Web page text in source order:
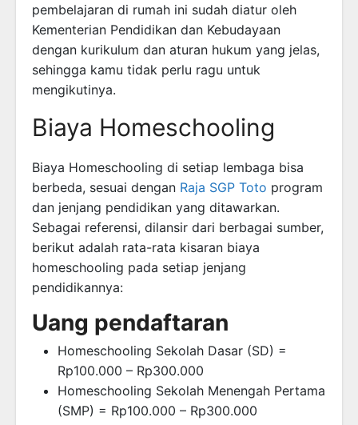
pembelajaran di rumah ini sudah diatur oleh
Kementerian Pendidikan dan Kebudayaan
dengan kurikulum dan aturan hukum yang jelas,
sehingga kamu tidak perlu ragu untuk
mengikutinya.
Biaya Homeschooling
Biaya Homeschooling di setiap lembaga bisa
berbeda, sesuai dengan Raja SGP Toto program
dan jenjang pendidikan yang ditawarkan.
Sebagai referensi, dilansir dari berbagai sumber,
berikut adalah rata-rata kisaran biaya
homeschooling pada setiap jenjang
pendidikannya:
Uang pendaftaran
Homeschooling Sekolah Dasar (SD) =
Rp100.000 – Rp300.000
Homeschooling Sekolah Menengah Pertama
(SMP) = Rp100.000 – Rp300.000